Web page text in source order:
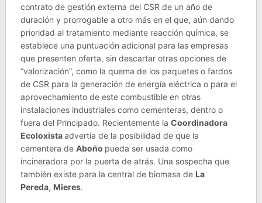
contrato de gestión externa del CSR de un año de
duración y prorrogable a otro más en el que, aún dando
prioridad al tratamiento mediante reacción química, se
establece una puntuación adicional para las empresas
que presenten oferta, sin descartar otras opciones de
“valorización”, como la quema de los paquetes o fardos
de CSR para la generación de energía eléctrica o para el
aprovechamiento de este combustible en otras
instalaciones industriales como cementeras, dentro o
fuera del Principado. Recientemente la Coordinadora
Ecoloxistaadvertía de la posibilidad de que la
cementera de Aboño pueda ser usada como
incineradora por la puerta de atrás. Una sospecha que
también existe para la central de biomasa de La
Pereda, Mieres.